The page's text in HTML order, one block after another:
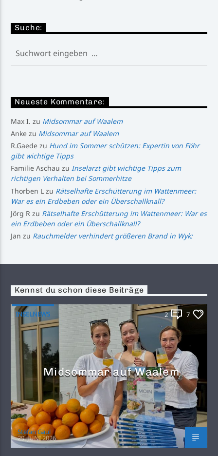
Suche:
Neueste Kommentare:
Max I. zu Midsommar auf Waalem
Anke zu Midsommar auf Waalem
R.Gaede zu Hund im Sommer schützen: Expertin von Föhr
gibt wichtige Tipps
Familie Aschau zuInselarzt gibt wichtige Tipps zum
richtigen Verhalten bei Sommerhitze
Thorben L zu Rätselhafte Erschütterung im Wattenmeer:
War es ein Erdbeben oder ein Überschallknall?
Jörg R zu Rätselhafte Erschütterung im Wattenmeer: War es
ein Erdbeben oder ein Überschallknall?
Jan zu Rauchmelder verhindert größeren Brand in Wyk:
Kennst du schon diese Beiträge
INSELNEWS 2 7
Midsommar auf Waalem
Stefan Gaul
29. JUNI 2026